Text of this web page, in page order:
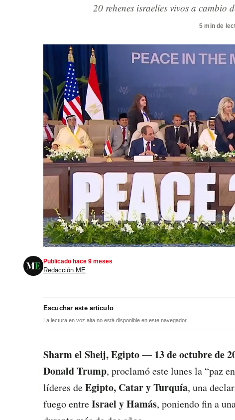
20 rehenes israelíes vivos a cambio
5 min de
Publicado hace 9 meses
Redacción ME
Escuchar este artículo
La lectura en voz alta no está disponible en este navegador.
Sharm el Sheij, Egipto — 13 de octubre de
Donald Trump, proclamó este lunes la “paz
líderes deEgipto, Catar y Turquía, una
fuego entreIsrael y Hamás, poniendo fin a